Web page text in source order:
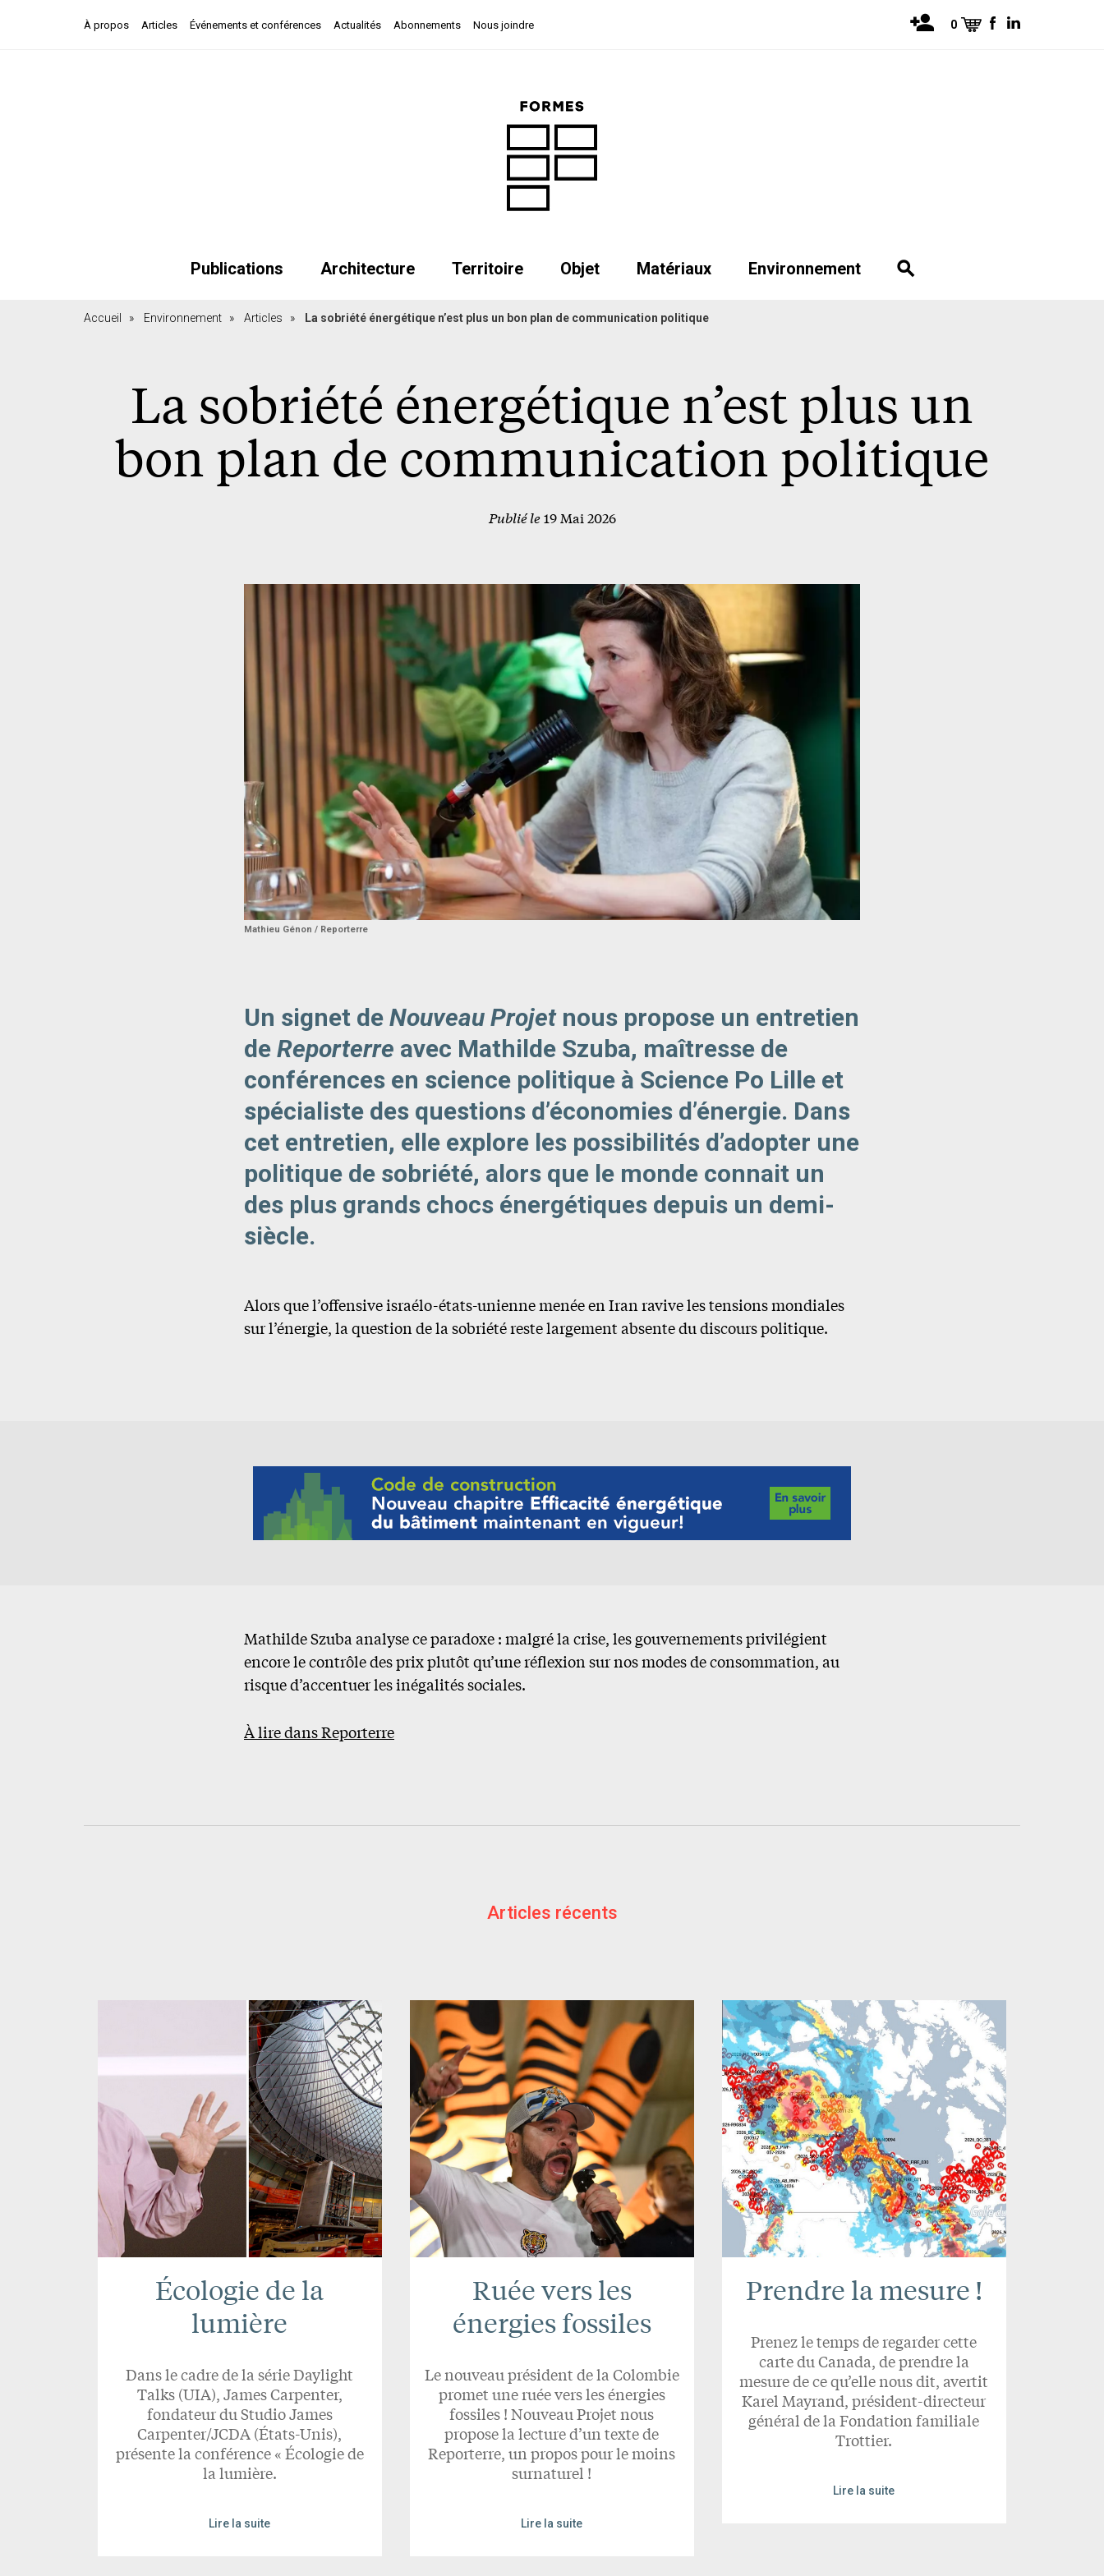
À propos Articles Événements et conférences Actualités Abonnements Nous joindre 0
Publications Architecture Territoire Objet Matériaux Environnement
Accueil » Environnement » Articles » La sobriété énergétique n’est plus un bon plan de communication politique
La sobriété énergétique n’est plus un
bon plan de communication politique
Publié le19 Mai 2026
Mathieu Génon / Reporterre
Un signet de Nouveau Projetnous propose un entretien
de Reporterre avec Mathilde Szuba, maîtresse de
conférences en science politique à Science Po Lille et
spécialiste des questions d’économies d’énergie. Dans
cet entretien, elle explore les possibilités d’adopter une
politique de sobriété, alors que le monde connait un
des plus grands chocs énergétiques depuis un demi-
siècle.
Alors que l’offensive israélo-états-unienne menée en Iran ravive les tensions mondiales
sur l’énergie, la question de la sobriété reste largement absente du discours politique.
Mathilde Szuba analyse ce paradoxe : malgré la crise, les gouvernements privilégient
encore le contrôle des prix plutôt qu’une réflexion sur nos modes de consommation, au
risque d’accentuer les inégalités sociales.
À lire dans Reporterre
Articles récents
Écologie de la
lumière
Dans le cadre de la série Daylight
Talks (UIA), James Carpenter,
fondateur du Studio James
Carpenter/JCDA (États-Unis),
présente la conférence « Écologie de
la lumière.
Lire la suite
Ruée vers les
énergies fossiles
Le nouveau président de la Colombie
promet une ruée vers les énergies
fossiles ! Nouveau Projet nous
propose la lecture d’un texte de
Reporterre, un propos pour le moins
surnaturel !
Lire la suite
Prendre la mesure !
Prenez le temps de regarder cette
carte du Canada, de prendre la
mesure de ce qu’elle nous dit, avertit
Karel Mayrand, président-directeur
général de la Fondation familiale
Trottier.
Lire la suite